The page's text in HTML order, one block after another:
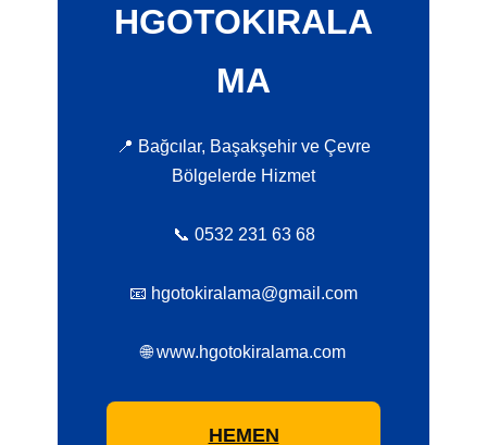
HGOTOKIRALA
MA
📍 Bağcılar, Başakşehir ve Çevre
Bölgelerde Hizmet
📞 0532 231 63 68
📧 hgotokiralama@gmail.com
🌐 www.hgotokiralama.com
HEMEN